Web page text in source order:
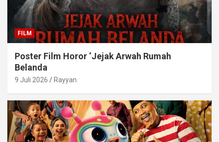
FILM
Poster Film Horor ‘Jejak Arwah Rumah
Belanda
9 Juli 2026 Rayyan